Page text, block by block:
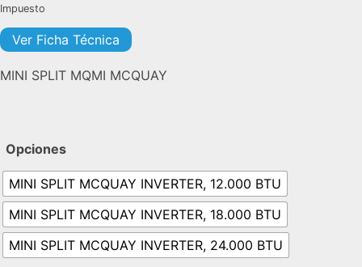
Impuesto
Ver Ficha Técnica
MINI SPLIT MQMI MCQUAY
Opciones
MINI SPLIT MCQUAY INVERTER, 12.000 BTU
MINI SPLIT MCQUAY INVERTER, 18.000 BTU
MINI SPLIT MCQUAY INVERTER, 24.000 BTU